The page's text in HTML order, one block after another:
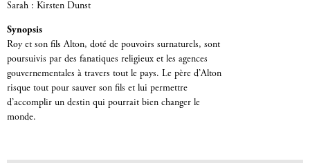
Sarah : Kirsten Dunst
Synopsis
Roy et son fils Alton, doté de pouvoirs surnaturels, sont
poursuivis par des fanatiques religieux et les agences
gouvernementales à travers tout le pays. Le père d’Alton
risque tout pour sauver son fils et lui permettre
d’accomplir un destin qui pourrait bien changer le
monde.